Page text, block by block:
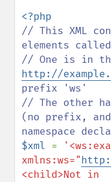
// This XML
elements
http://
prefix 'ws'
// The other
(no prefix,
$xml =
xmlns:ws="
<child>Not in